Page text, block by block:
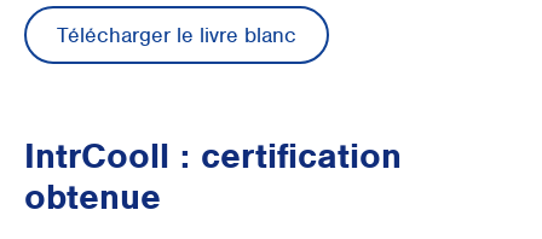
Télécharger le livre blanc
IntrCooll : certification
obtenue